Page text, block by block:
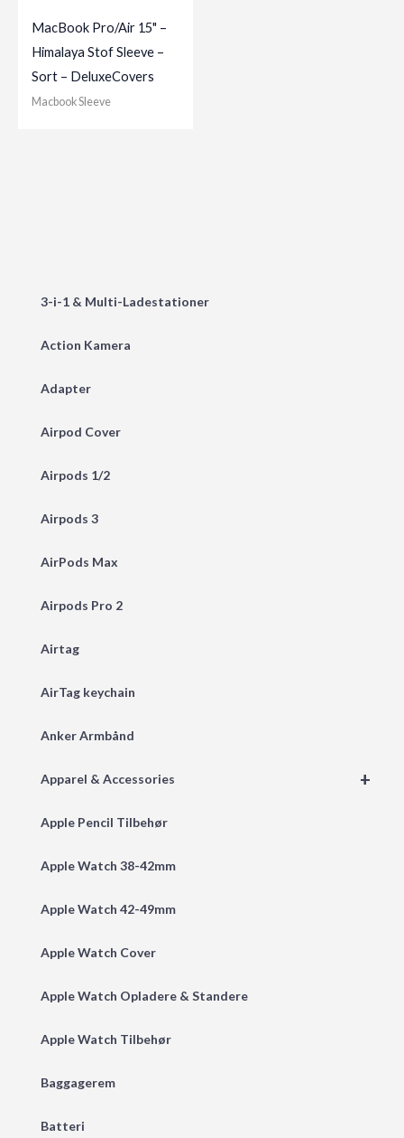
3-i-1 & Multi-Ladestationer
Action Kamera
Adapter
Airpod Cover
Airpods 1/2
Airpods 3
AirPods Max
Airpods Pro 2
Airtag
AirTag keychain
Anker Armbånd
+
Apparel & Accessories
Apple Pencil Tilbehør
Apple Watch 38-42mm
Apple Watch 42-49mm
Apple Watch Cover
Apple Watch Opladere & Standere
Apple Watch Tilbehør
Baggagerem
Batteri
MacBook Pro/Air 15" –
Himalaya Stof Sleeve –
Sort – DeluxeCovers
Macbook Sleeve